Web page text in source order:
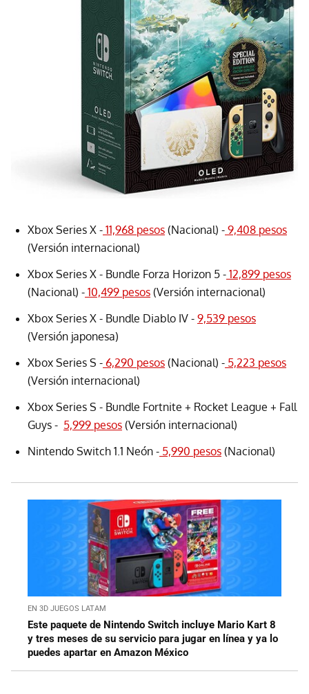
Xbox Series X - 11,968 pesos (Nacional) - 9,408 pesos
(Versión internacional)
Xbox Series X - Bundle Forza Horizon 5 - 12,899 pesos
(Nacional) - 10,499 pesos (Versión internacional)
Xbox Series X - Bundle Diablo IV - 9,539 pesos
(Versión japonesa)
Xbox Series S - 6,290 pesos (Nacional) - 5,223 pesos
(Versión internacional)
Xbox Series S - Bundle Fortnite + Rocket League + Fall
Guys - 5,999 pesos (Versión internacional)
Nintendo Switch 1.1 Neón - 5,990 pesos (Nacional)
EN 3D JUEGOS LATAM
Este paquete de Nintendo Switch incluye Mario Kart 8
y tres meses de su servicio para jugar en línea y ya lo
puedes apartar en Amazon México